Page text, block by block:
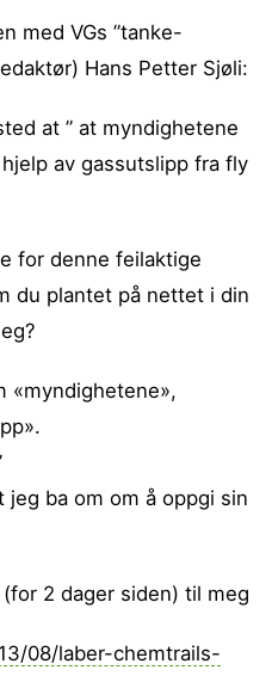
med VGs ”tanke-
Hans Petter Sjøli:
at ” at myndighetene
av gassutslipp fra fly
for denne feilaktige
du plantet på nettet i din
«myndighetene»,
ba om om å oppgi sin
2 dager siden) til meg
08/laber-chemtrails-